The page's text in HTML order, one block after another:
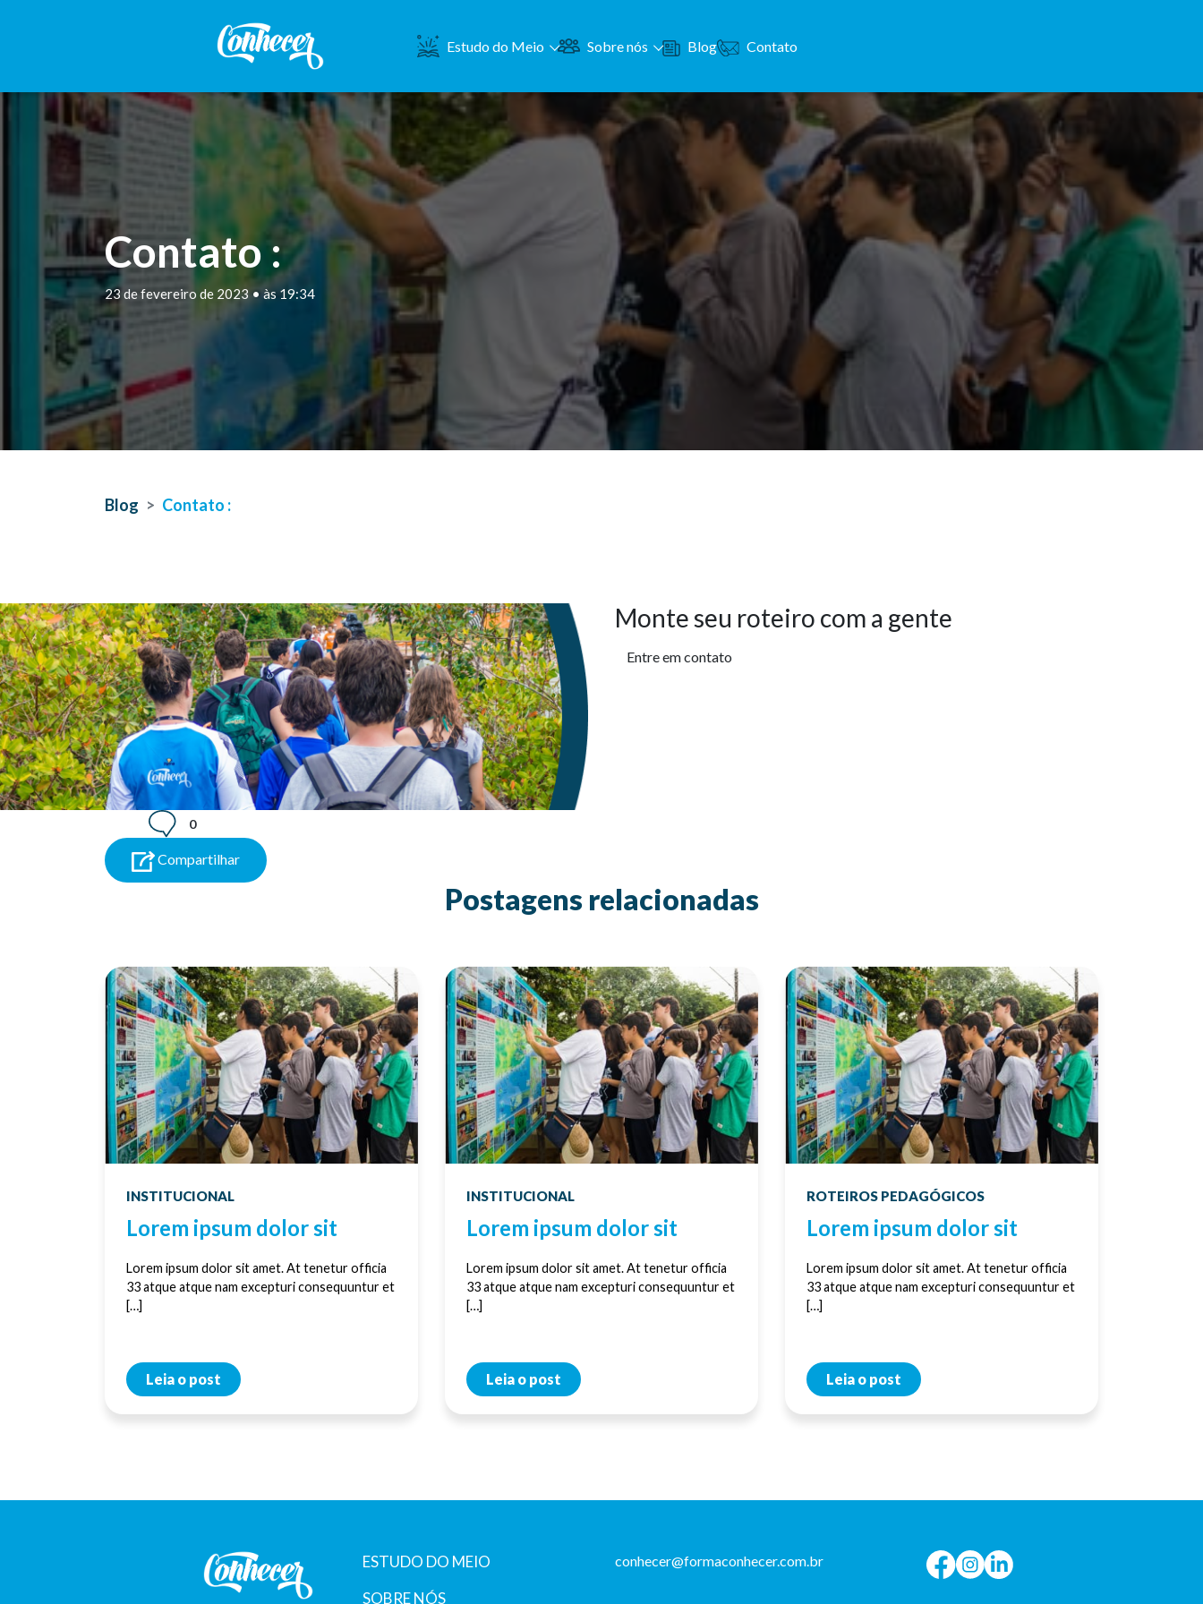
Estudo do Meio Sobre nós Blog Contato
Contato :
23 de fevereiro de 2023 • às 19:34
Blog Contato :
Monte seu roteiro com a gente
Entre em contato
0
Compartilhar
Postagens relacionadas
INSTITUCIONAL
Lorem ipsum dolor sit
Lorem ipsum dolor sit amet. At tenetur officia
33 atque atque nam excepturi consequuntur et
[…]
Leia o post
INSTITUCIONAL
Lorem ipsum dolor sit
Lorem ipsum dolor sit amet. At tenetur officia
33 atque atque nam excepturi consequuntur et
[…]
Leia o post
ROTEIROS PEDAGÓGICOS
Lorem ipsum dolor sit
Lorem ipsum dolor sit amet. At tenetur officia
33 atque atque nam excepturi consequuntur et
[…]
Leia o post
ESTUDO DO MEIO
SOBRE NÓS
conhecer@formaconhecer.com.br